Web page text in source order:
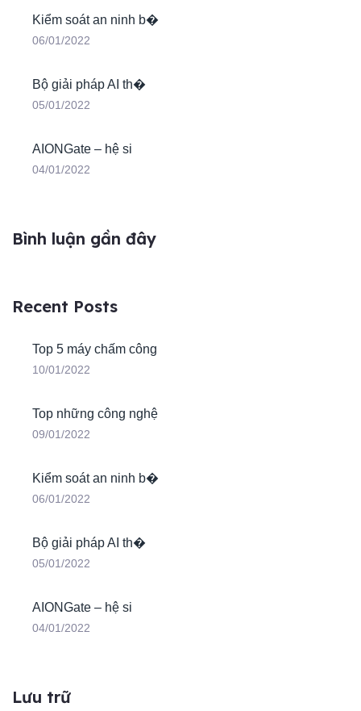
Kiểm soát an ninh b�
06/01/2022
Bộ giải pháp AI th�
05/01/2022
AIONGate – hệ si
04/01/2022
Bình luận gần đây
Recent Posts
Top 5 máy chấm công
10/01/2022
Top những công nghệ
09/01/2022
Kiểm soát an ninh b�
06/01/2022
Bộ giải pháp AI th�
05/01/2022
AIONGate – hệ si
04/01/2022
Lưu trữ